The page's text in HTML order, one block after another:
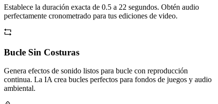
Establece la duración exacta de 0.5 a 22 segundos. Obtén audio
perfectamente cronometrado para tus ediciones de video.
Bucle Sin Costuras
Genera efectos de sonido listos para bucle con reproducción
continua. La IA crea bucles perfectos para fondos de juegos y audio
ambiental.